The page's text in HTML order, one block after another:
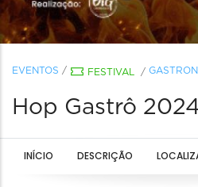
EVENTOS / FESTIVAL /
Hop Gastrô
INÍCIO DESCRIÇÃO